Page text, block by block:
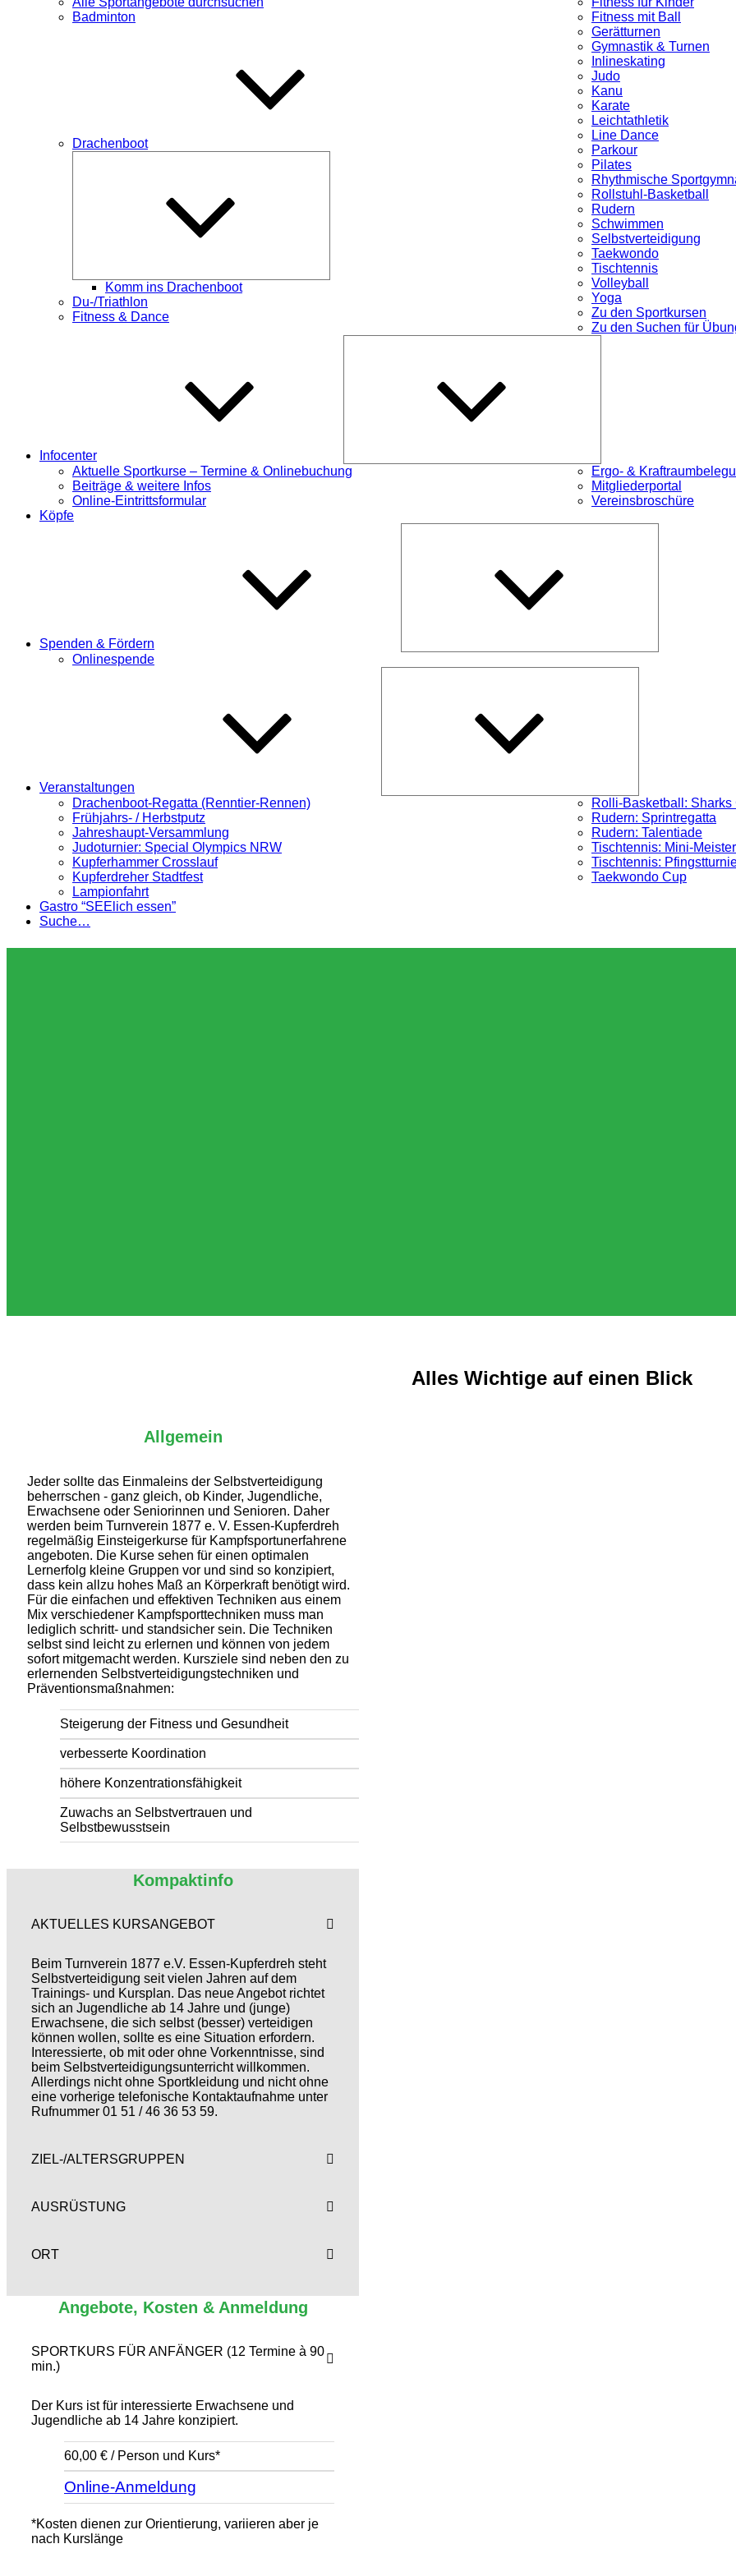
Badminton
Drachenboot
Komm ins Drachenboot
Du-/Triathlon
Fitness & Dance
Fitness mit Ball
Gerätturnen
Gymnastik & Turnen
Inlineskating
Judo
Kanu
Karate
Leichtathletik
Line Dance
Parkour
Pilates
Rhythmische
Rollstuhl-Basketball
Rudern
Schwimmen
Selbstverteidigung
Taekwondo
Tischtennis
Volleyball
Yoga
Zu den Sportkursen
Zu den Suchen für
Infocenter
Aktuelle Sportkurse – Termine & Onlinebuchung
Beiträge & weitere Infos
Online-Eintrittsformular
Ergo- &
Mitgliederportal
Vereinsbroschüre
Köpfe
Spenden & Fördern
Onlinespende
Veranstaltungen
Drachenboot-Regatta (Renntier-Rennen)
Frühjahrs- / Herbstputz
Jahreshaupt-Versammlung
Judoturnier: Special Olympics NRW
Kupferhammer Crosslauf
Kupferdreher Stadtfest
Lampionfahrt
Rolli-Basketball: Sharks
Rudern: Sprintregatta
Rudern: Talentiade
Tischtennis: Mini-
Tischtennis:
Taekwondo Cup
Gastro “SEElich essen”
Suche…
Alles Wichtige auf einen Blick
Allgemein
Jeder sollte das Einmaleins der Selbstverteidigung
beherrschen - ganz gleich, ob Kinder, Jugendliche,
Erwachsene oder Seniorinnen und Senioren. Daher
werden beim Turnverein 1877 e. V. Essen-Kupferdreh
regelmäßig Einsteigerkurse für Kampfsportunerfahrene
angeboten. Die Kurse sehen für einen optimalen
Lernerfolg kleine Gruppen vor und sind so konzipiert,
dass kein allzu hohes Maß an Körperkraft benötigt wird.
Für die einfachen und effektiven Techniken aus einem
Mix verschiedener Kampfsporttechniken muss man
lediglich schritt- und standsicher sein. Die Techniken
selbst sind leicht zu erlernen und können von jedem
sofort mitgemacht werden. Kursziele sind neben den zu
erlernenden Selbstverteidigungstechniken und
Präventionsmaßnahmen:
Steigerung der Fitness und Gesundheit
verbesserte Koordination
höhere Konzentrationsfähigkeit
Zuwachs an Selbstvertrauen und
Selbstbewusstsein
Kompaktinfo
AKTUELLES KURSANGEBOT
Beim Turnverein 1877 e.V. Essen-Kupferdreh steht
Selbstverteidigung seit vielen Jahren auf dem
Trainings- und Kursplan. Das neue Angebot richtet
sich an Jugendliche ab 14 Jahre und (junge)
Erwachsene, die sich selbst (besser) verteidigen
können wollen, sollte es eine Situation erfordern.
Interessierte, ob mit oder ohne Vorkenntnisse, sind
beim Selbstverteidigungsunterricht willkommen.
Allerdings nicht ohne Sportkleidung und nicht ohne
eine vorherige telefonische Kontaktaufnahme unter
Rufnummer 01 51 / 46 36 53 59.
ZIEL-/ALTERSGRUPPEN
AUSRÜSTUNG
ORT
Angebote, Kosten & Anmeldung
SPORTKURS FÜR ANFÄNGER (12 Termine à 90
min.)
Der Kurs ist für interessierte Erwachsene und
Jugendliche ab 14 Jahre konzipiert.
60,00 € / Person und Kurs*
Online-Anmeldung
*Kosten dienen zur Orientierung, variieren aber je
nach Kurslänge